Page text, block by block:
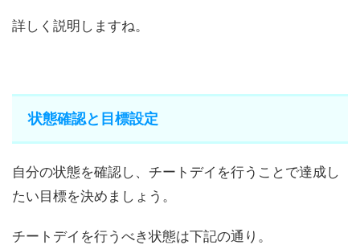
詳しく説明しますね。
状態確認と目標設定
自分の状態を確認し、チートデイを行うことで達成し
たい目標を決めましょう。
チートデイを行うべき状態は下記の通り。